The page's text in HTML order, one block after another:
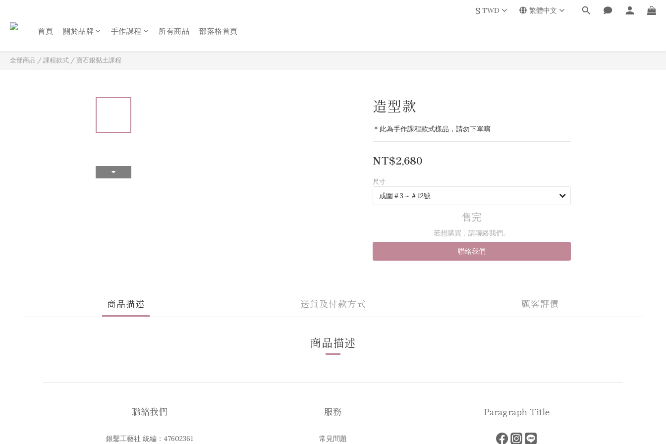
$ TWD 繁體中文
首頁 關於品牌 手作課程 所有商品 部落格首頁
全部商品 /課程款式 /寶石銀黏土課程
造型款
＊此為手作課程款式樣品，請勿下單唷
NT$2,680
尺寸
售完
若想購買，請聯絡我們。
聯絡我們
商品描述 送貨及付款方式 顧客評價
商品描述
聯絡我們
銀鑿工藝社 統編：47602361
服務
常見問題
Paragraph Title